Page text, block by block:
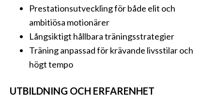
Prestationsutveckling för både elit och
ambitiösa motionärer
Långsiktigt hållbara träningsstrategier
Träning anpassad för krävande livsstilar och
högt tempo
UTBILDNING OCH ERFARENHET